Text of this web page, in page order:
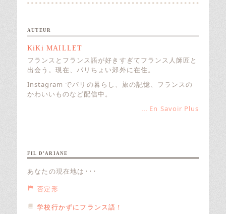
AUTEUR
KiKi MAILLET
フランスとフランス語が好きすぎてフランス人師匠と
出会う。現在、パリちょい郊外に在住。
Instagram でパリの暮らし、旅の記憶、フランスの
かわいいものなど配信中。
... En Savoir Plus
FIL D’ARIANE
あなたの現在地は･･･
否定形
学校行かずにフランス語！